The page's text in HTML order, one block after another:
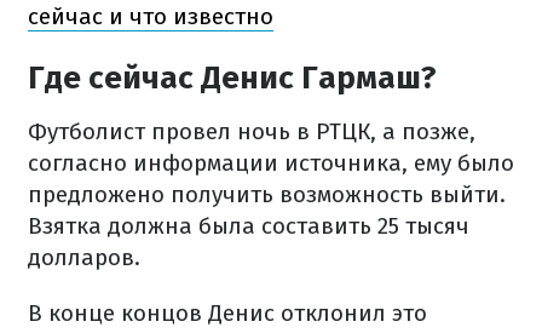
сейчас и что известно
Где сейчас Денис Гармаш?
Футболист провел ночь в РТЦК, а позже,
согласно информации источника, ему было
предложено получить возможность выйти.
Взятка должна была составить 25 тысяч
долларов.
В конце концов Денис отклонил это